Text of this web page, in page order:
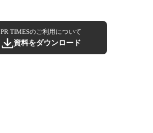
PR TIMESのご利用について
資料をダウンロード